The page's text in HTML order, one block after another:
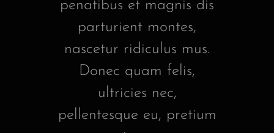
penatibus et magnis dis
parturient montes,
nascetur ridiculus mus.
Donec quam felis,
ultricies nec,
pellentesque eu, pretium